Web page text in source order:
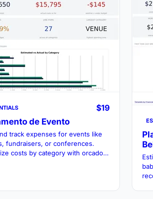
$19
de Evento
track expenses for events like
fundraisers, or conferences.
costs by category with orcado